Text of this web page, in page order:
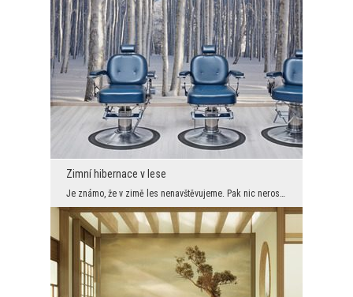
Zimní hibernace v lese
Je známo, že v zimě les nenavštěvujeme. Pak nic neroste, není co sbírat a není nic vidět sníh, le...